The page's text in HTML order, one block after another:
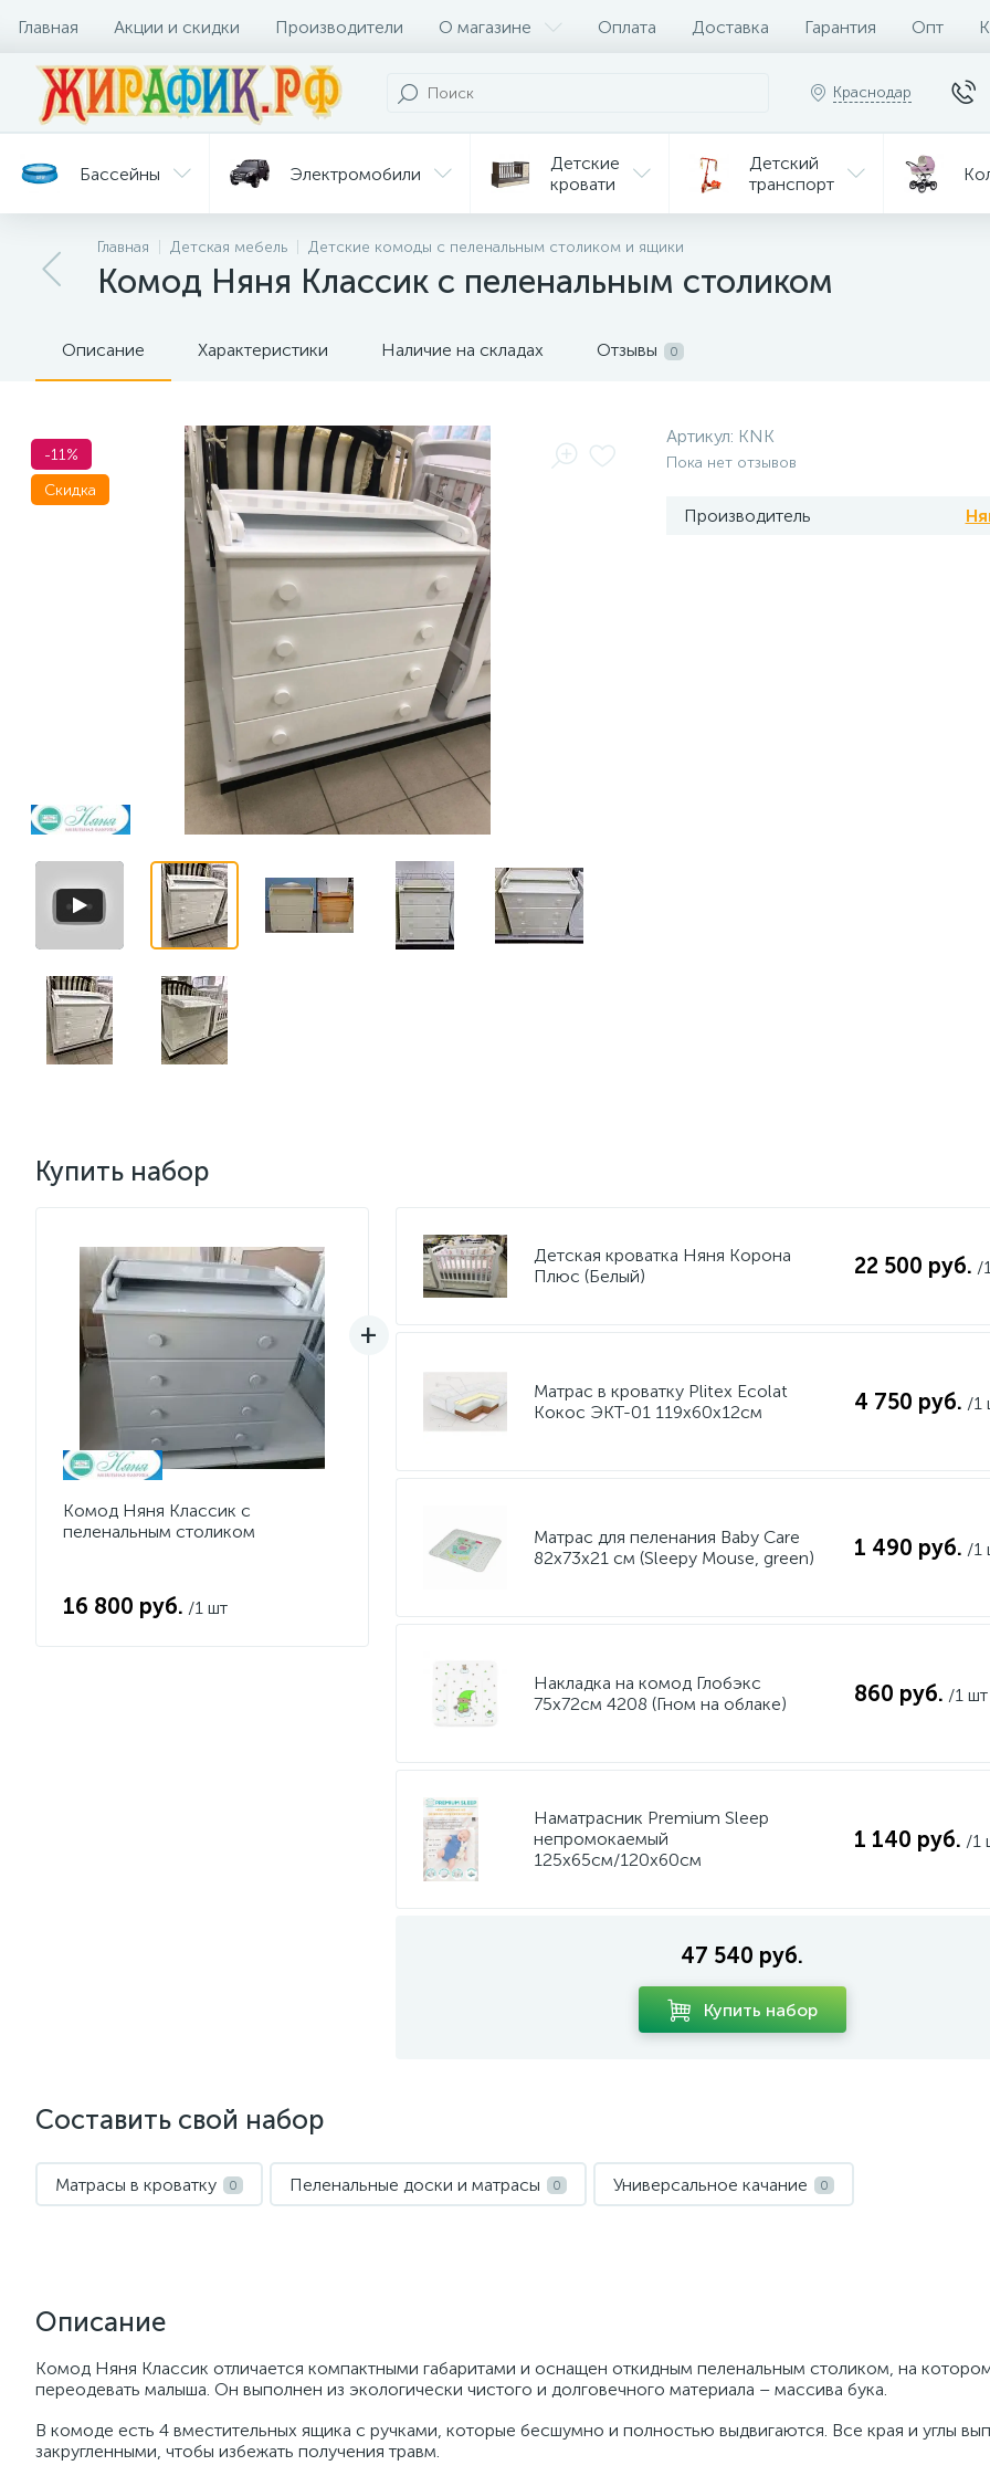
Главная Акции и скидки Производители О магазине Оплата Доставка Гарантия Опт
Краснодар
Бассейны Электромобили
Детские
кровати
Детский
транспорт
Батуты Велосипеды Мебель
и уход
горки
для кормления
Главная Детская мебель Детские комоды с пеленальным столиком и ящики
Комод Няня Классик с пеленальным столиком
Описание Характеристики Наличие на складах Отзывы 0
-11%
Скидка
Артикул: KNK
Пока нет отзывов
Производитель
Купить набор
Комод Няня Классик с
пеленальным столиком
16 800 руб. /1 шт
Детская кроватка Няня Корона
Плюс (Белый)
22 500 руб. /
Матрас в кроватку Plitex Ecolat
Кокос ЭКТ-01 119х60х12см
4 750 руб. /1
Матрас для пеленания Baby Care
82х73х21 см (Sleepy Mouse, green)
1 490 руб. /1
Накладка на комод Глобэкс
75х72см 4208 (Гном на облаке)
860 руб. /1 шт
Наматрасник Premium Sleep
непромокаемый
125х65см/120х60см
1 140 руб. /1
47 540 руб.
Купить набор
Составить свой набор
Матрасы в кроватку 0 Пеленальные доски и матрасы 0 Универсальное качание 0
Описание
Комод Няня Классик отличается компактными габаритами и оснащен откидным пеленальным столиком, на
переодевать малыша. Он выполнен из экологически чистого и долговечного материала – массива бука.
В комоде есть 4 вместительных ящика с ручками, которые бесшумно и полностью выдвигаются. Все края и углы
закругленными, чтобы избежать получения травм.